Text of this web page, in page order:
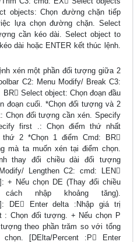
objects: Chọn đường chặn tiếp
lựa chọn đường chặn. Select
cần kéo dài. Select object to
dài hoặc ENTER kết thúc lệnh.
xén một phần đối tượng giữa 2
C2: Menu Modify/ Break C3:
Select object: Chọn đoạn đầu
đoạn cuối. *Chọn đối tượng và 2
Chọn đối tượng cần xén. Specify
first .: Chọn điểm thứ nhất
thứ 2 *Chọn 1 điểm Cmd: BR
mà ta muốn xén tại điểm chọn.
thay đổi chiều dài đối tượng
Lengthen C2: cmd: LEN
+ Nếu chọn DE (Thay đổi chiều
nhập khoảng tăng).
DE Enter delta :Nhập giá trị
: Chọn đối tượng. + Nếu chọn P
theo phần trăm so với tổng
[DElta/Percent :P Enter